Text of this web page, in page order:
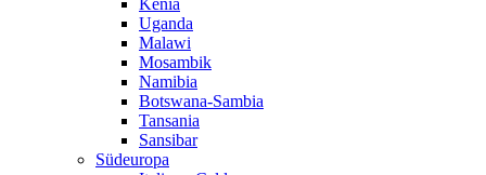
Kenia
Uganda
Malawi
Mosambik
Namibia
Botswana-Sambia
Tansania
Sansibar
Südeuropa